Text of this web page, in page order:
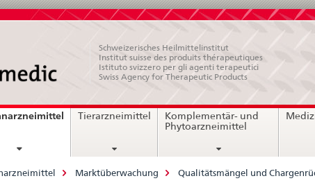
Schweizerisches Heilmittelinstitut
Institut suisse des produits thérapeutiques
Istituto svizzero per gli agenti terapeutici
Swiss Agency for Therapeutic Products
current
Tierarzneimittel
Komplementär- und
Phytoarzneimittel
Marktüberwachung Qualitätsmängel und